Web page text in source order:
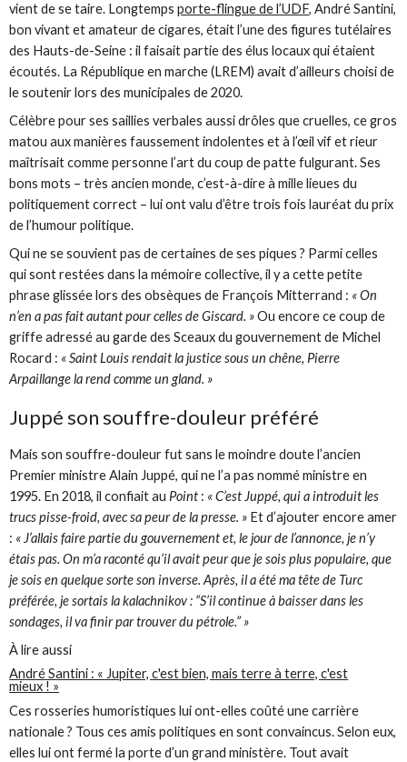
vient de se taire. Longtempsporte-flingue de l’UDF, André Santini,
bon vivant et amateur de cigares, était l’une des figures tutélaires
des Hauts-de-Seine : il faisait partie des élus locaux qui étaient
écoutés. La République en marche (LREM) avait d’ailleurs choisi de
le soutenir lors des municipales de 2020.
Célèbre pour ses saillies verbales aussi drôles que cruelles, ce gros
matou aux manières faussement indolentes et à l’œil vif et rieur
maîtrisait comme personne l’art du coup de patte fulgurant. Ses
bons mots – très ancien monde, c’est-à-dire à mille lieues du
politiquement correct – lui ont valu d’être trois fois lauréat du prix
de l’humour politique.
Qui ne se souvient pas de certaines de ses piques ? Parmi celles
qui sont restées dans la mémoire collective, il y a cette petite
phrase glissée lors des obsèques de François Mitterrand : « On
n’en a pas fait autant pour celles de Giscard. »Ou encore ce coup de
griffe adressé au garde des Sceaux du gouvernement de Michel
Rocard : « Saint Louis rendait la justice sous un chêne, Pierre
Arpaillange la rend comme un gland. »
Juppé son souffre-douleur préféré
Mais son souffre-douleur fut sans le moindre doute l’ancien
Premier ministre Alain Juppé, qui ne l’a pas nommé ministre en
1995. En 2018, il confiait au Point : « C’est Juppé, qui a introduit les
trucs pisse-froid, avec sa peur de la presse. » Et d’ajouter encore amer
: « J’allais faire partie du gouvernement et, le jour de l’annonce, je n’y
étais pas. On m’a raconté qu’il avait peur que je sois plus populaire, que
je sois en quelque sorte son inverse. Après, il a été ma tête de Turc
préférée, je sortais la kalachnikov : “S’il continue à baisser dans les
sondages, il va finir par trouver du pétrole.” »
À lire aussi
André Santini : « Jupiter, c'est bien, mais terre à terre, c'est
mieux ! »
Ces rosseries humoristiques lui ont-elles coûté une carrière
nationale ? Tous ces amis politiques en sont convaincus. Selon eux,
elles lui ont fermé la porte d’un grand ministère. Tout avait